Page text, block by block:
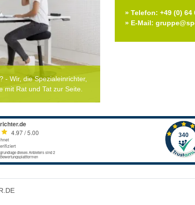
- Wir, die Spezialeinrichter,
mit Rat und Tat zur Seite.
» Telefon: +49 (0) 64
» E-Mail: